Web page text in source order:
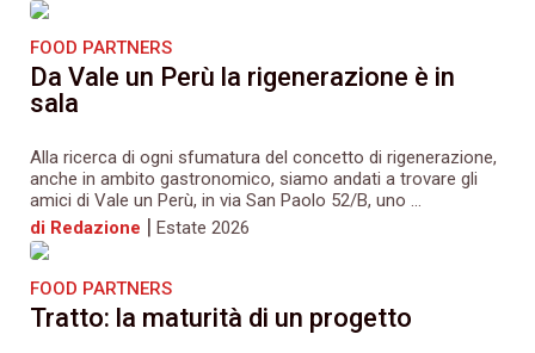
FOOD PARTNERS
Da Vale un Perù la rigenerazione è in
sala
Alla ricerca di ogni sfumatura del concetto di rigenerazione,
anche in ambito gastronomico, siamo andati a trovare gli
amici di Vale un Perù, in via San Paolo 52/B, uno ...
di Redazione | Estate 2026
FOOD PARTNERS
Tratto: la maturità di un progetto